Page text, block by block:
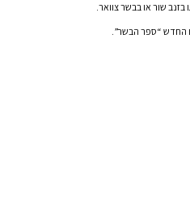
בזנב שור או בבשר צוואר.
החדש “ספר הבשר”.